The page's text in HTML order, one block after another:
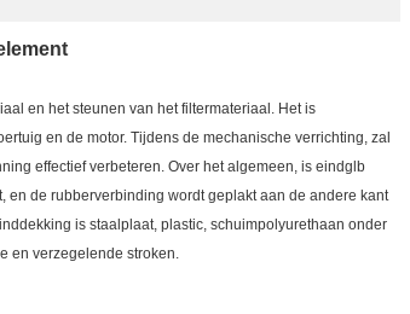
en het steunen van het filtermateriaal. Het is
en de motor. Tijdens de mechanische verrichting, zal
effectief verbeteren. Over het algemeen, is eindglb
en de rubberverbinding wordt geplakt aan de andere kant
is staalplaat, plastic, schuimpolyurethaan onder
en verzegelende stroken.